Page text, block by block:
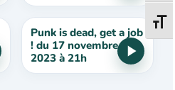
Punk is dead, get a job
! du 17 novembre
2023 à 21h